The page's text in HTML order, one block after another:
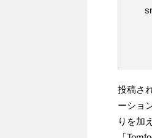
投稿さ
ーショ
りを加